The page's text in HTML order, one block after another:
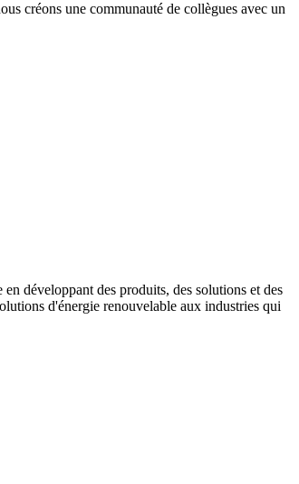
créons une communauté de collègues avec un
développant des produits, des solutions et des
d'énergie renouvelable aux industries qui